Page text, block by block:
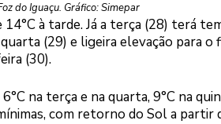
do Iguaçu. Gráfico: Simepar
14°C à tarde. Já a terça (28) terá
(29) e ligeira elevação para o
(30).
na terça e na quarta, 9°C na
com retorno do Sol a partir